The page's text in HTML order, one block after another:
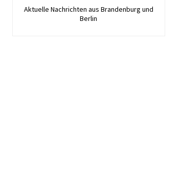
Aktuelle Nachrichten aus Brandenburg und
Berlin